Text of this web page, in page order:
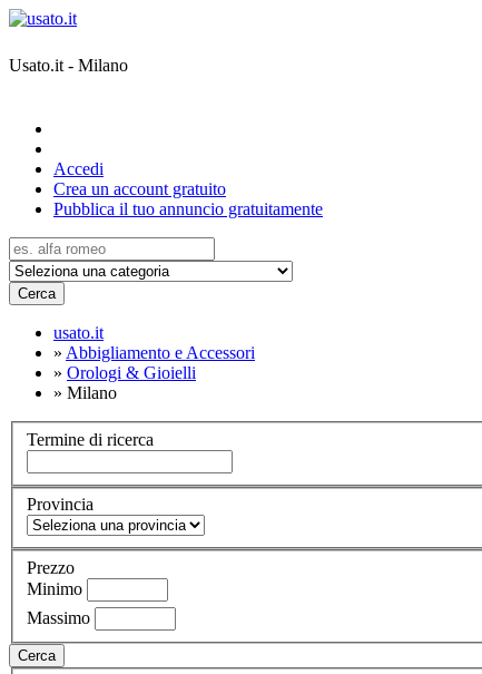
Usato.it - Milano
Accedi
Crea un account gratuito
Pubblica il tuo annuncio gratuitamente
Cerca
usato.it
» Abbigliamento e Accessori
» Orologi & Gioielli
» Milano
Termine di ricerca
Provincia
Prezzo
Minimo
Massimo
Cerca